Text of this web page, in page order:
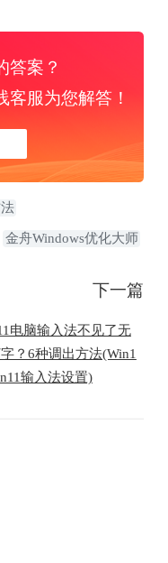
答案？
服为您解答！
金舟Windows优化大师
下一篇
电脑输入法不见了无
？6种调出方法(Win1
输入法设置)